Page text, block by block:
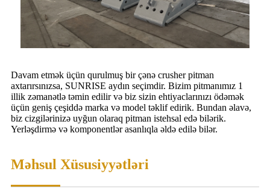
Davam etmək üçün qurulmuş bir çənə crusher pitman
axtarırsınızsa, SUNRISE aydın seçimdir. Bizim pitmanımız 1
illik zəmanətlə təmin edilir və biz sizin ehtiyaclarınızı ödəmək
üçün geniş çeşiddə marka və model təklif edirik. Bundan əlavə,
biz cizgilərinizə uyğun olaraq pitman istehsal edə bilərik.
Yerləşdirmə və komponentlər asanlıqla əldə edilə bilər.
Məhsul Xüsusiyyətləri